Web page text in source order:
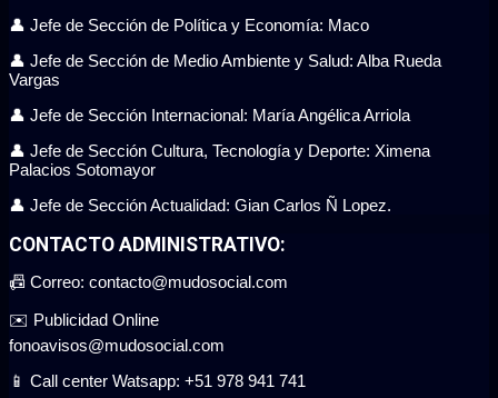
👤 Jefe de Sección de Política y Economía: Maco
👤 Jefe de Sección de Medio Ambiente y Salud: Alba Rueda
Vargas
👤 Jefe de Sección Internacional: María Angélica Arriola
👤 Jefe de Sección Cultura, Tecnología y Deporte: Ximena
Palacios Sotomayor
👤 Jefe de Sección Actualidad: Gian Carlos Ñ Lopez.
CONTACTO ADMINISTRATIVO:
📠 Correo: contacto@mudosocial.com
✉️ Publicidad Online
fonoavisos@mudosocial.com
📱 Call center Watsapp: +51 978 941 741